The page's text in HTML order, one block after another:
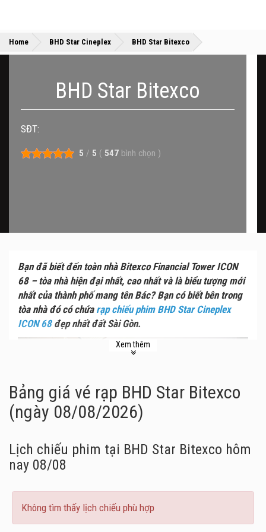
Home »
BHD Star Cineplex »
BHD Star Bitexco
BHD Star Bitexco
SĐT:
5 / 5 ( 547 bình chọn )
Bạn đã biết đến toàn nhà Bitexco Financial Tower ICON
68 – tòa nhà hiện đại nhất, cao nhất và là biểu tượng mới
nhất của thành phố mang tên Bác? Bạn có biết bên trong
tòa nhà đó có chứa rạp chiếu phim BHD Star Cineplex
ICON 68đẹp nhất đất Sài Gòn.
Xem thêm
Bảng giá vé rạp BHD Star Bitexco
(ngày 08/08/2026)
Lịch chiếu phim tại BHD Star Bitexco hôm
nay 08/08
Không tìm thấy lịch chiếu phù hợp